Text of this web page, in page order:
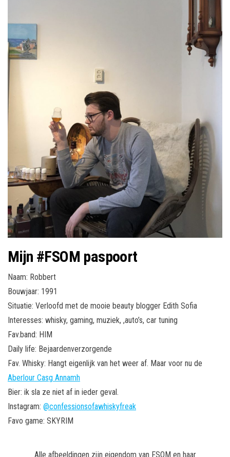
Mijn #FSOM paspoort
Naam: Robbert
Bouwjaar: 1991
Situatie: Verloofd met de mooie beauty blogger Edith Sofia
Interesses: whisky, gaming, muziek, ,auto’s, car tuning
Fav.band: HIM
Daily life: Bejaardenverzorgende
Fav. Whisky: Hangt eigenlijk van het weer af. Maar voor nu de
Aberlour Casg Annamh
Bier: ik sla ze niet af in ieder geval.
Instagram: @confessionsofawhiskyfreak
Favo game: SKYRIM
Alle afbeeldingen zijn eigendom van FSOM en haar